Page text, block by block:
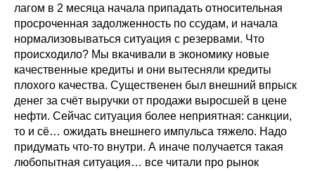
лагом в 2 месяца начала припадать относительная
просроченная задолженность по ссудам, и начала
нормализовываться ситуация с резервами. Что
происходило? Мы вкачивали в экономику новые
качественные кредиты и они вытесняли кредиты
плохого качества. Существенен был внешний впрыск
денег за счёт выручки от продажи выросшей в цене
нефти. Сейчас ситуация более неприятная: санкции,
то и сё… ожидать внешнего импульса тяжело. Надо
придумать что-то внутри. А иначе получается такая
любопытная ситуация… все читали про рынок